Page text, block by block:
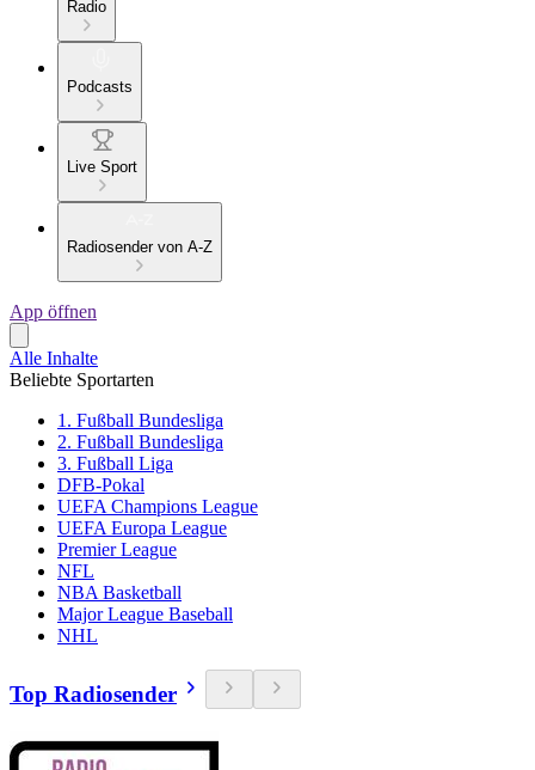
Radio
Podcasts
Live Sport
Radiosender von A-Z
App öffnen
Alle Inhalte
Beliebte Sportarten
1. Fußball Bundesliga
2. Fußball Bundesliga
3. Fußball Liga
DFB-Pokal
UEFA Champions League
UEFA Europa League
Premier League
NFL
NBA Basketball
Major League Baseball
NHL
Top Radiosender